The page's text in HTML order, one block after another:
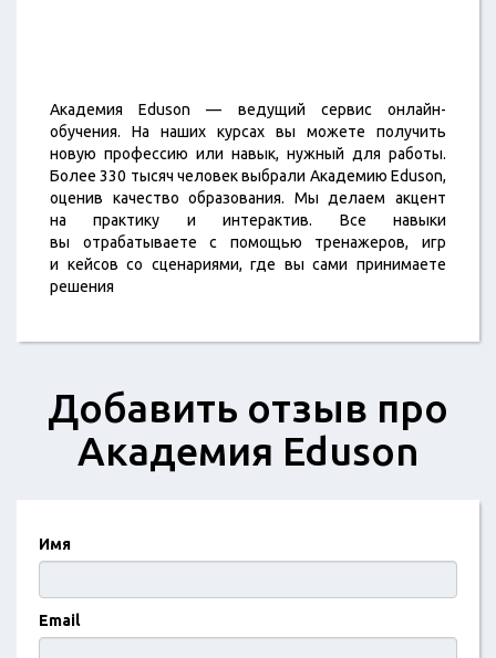
Академия Eduson — ведущий сервис онлайн-
обучения. На наших курсах вы можете получить
новую профессию или навык, нужный для работы.
Более 330 тысяч человек выбрали Академию Eduson,
оценив качество образования. Мы делаем акцент
на практику и интерактив. Все навыки
вы отрабатываете с помощью тренажеров, игр
и кейсов со сценариями, где вы сами принимаете
решения
Добавить отзыв про
Академия Eduson
Имя
Email